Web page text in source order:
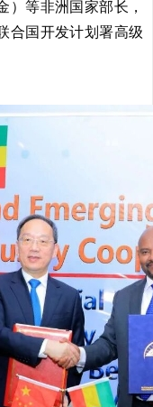
）等非洲国家部长，
合国开发计划署高级